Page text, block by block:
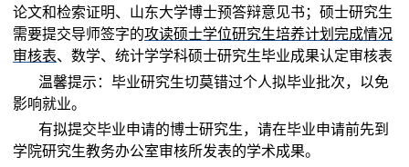
论文和检索证明、山东大学博士预答辩意见书；硕士研究生
需要提交导师签字的攻读硕士学位研究生培养计划完成情况
审核表、数学、统计学学科硕士研究生毕业成果认定审核表
温馨提示：毕业研究生切莫错过个人拟毕业批次，以免
影响就业。
有拟提交毕业申请的博士研究生，请在毕业申请前先到
学院研究生教务办公室审核所发表的学术成果。